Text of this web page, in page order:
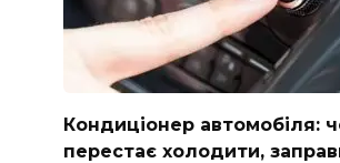
Кондиціонер автомобіля:
перестає холодити,